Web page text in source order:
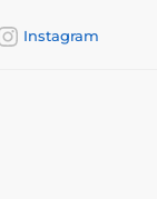
Instagram